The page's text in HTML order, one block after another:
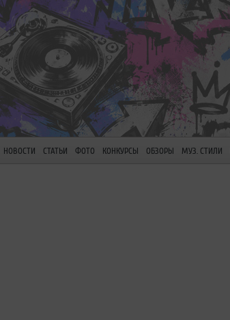
НОВОСТИ СТАТЬИ ФОТО КОНКУРСЫ ОБЗОРЫ МУЗ. СТИЛИ